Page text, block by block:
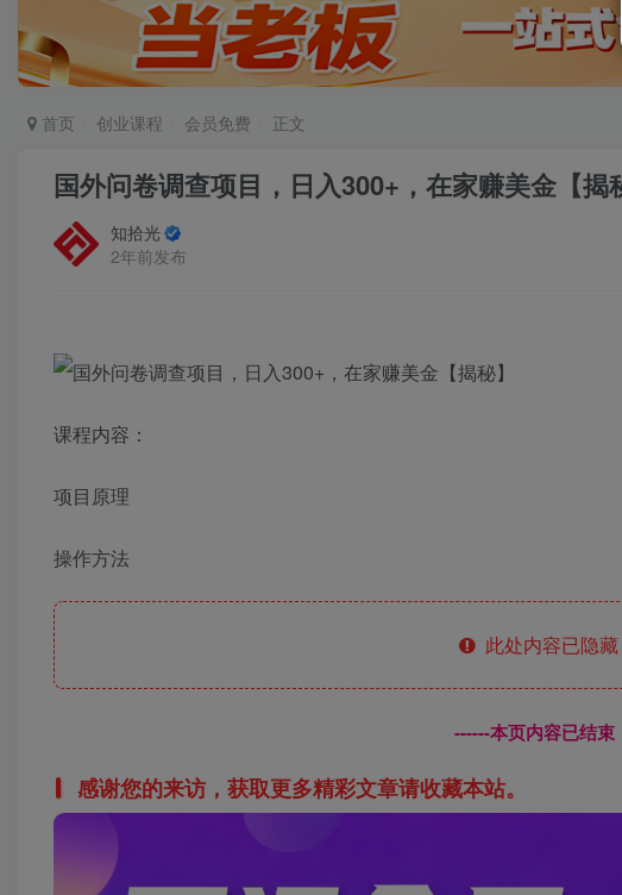
首页 创业课程 会员免费 正文
国外问卷调查项目，日入300+，在家赚美金【揭
知拾光
2年前发布
课程内容：
项目原理
操作方法
此处内容已隐
------本页内容已结
感谢您的来访，获取更多精彩文章请收藏本站。